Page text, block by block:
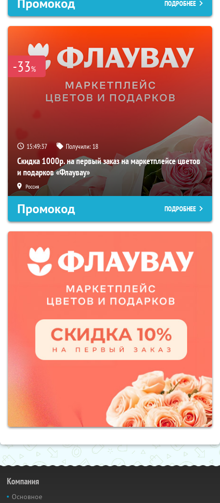
Промокод ПОДРОБНЕЕ
-33%
15:49:36 Получили: 18
Скидка 1000р. на первый заказ на маркетплейсе цветов
и подарков «Флаувау»
Россия
Промокод ПОДРОБНЕЕ
Компания
Основное